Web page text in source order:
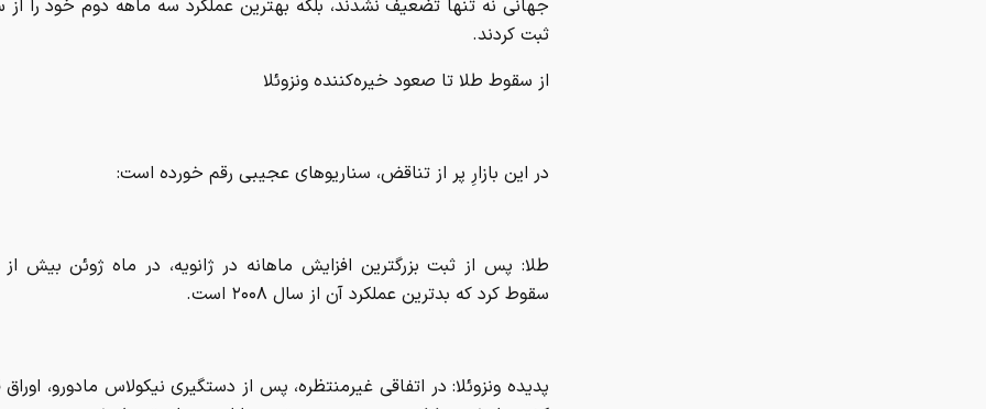
ثبت کردند.
از سقوط طلا تا صعود خیره‌کننده ونزوئلا
در این بازارِ پر از تناقض، سناریوهای عجیبی رقم خورده است:
سقوط کرد که بدترین عملکرد آن از سال ۲۰۰۸ است.
پدیده ونزوئلا: در اتفاقی غیرمنتظره، پس از دستگیری نیکولاس مادورو،